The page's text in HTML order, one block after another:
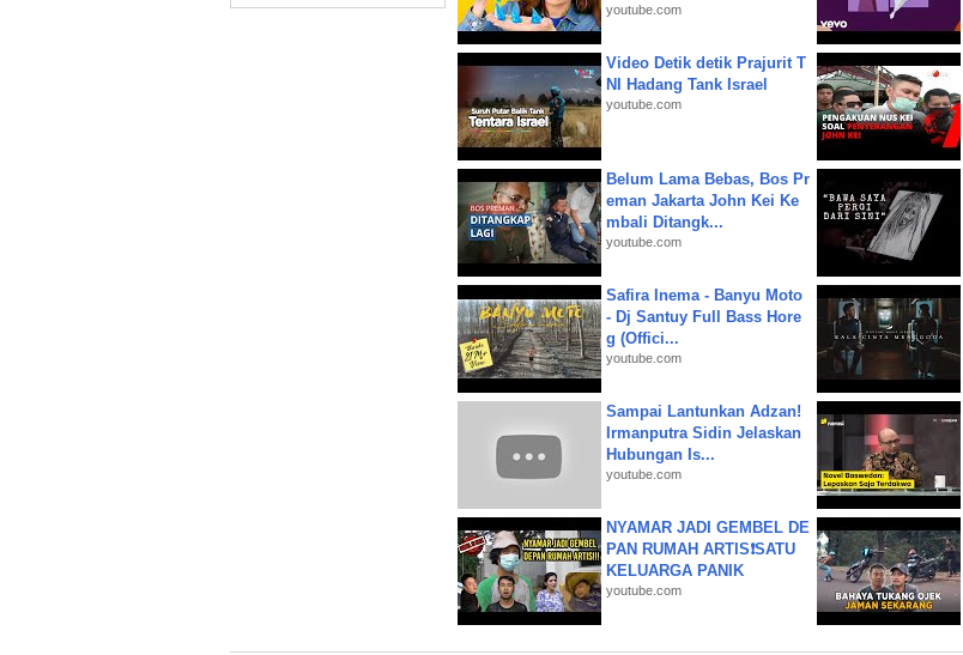
youtube.com
Video Detik detik Prajurit T
NI Hadang Tank Israel
youtube.com
Belum Lama Bebas, Bos Pr
eman Jakarta John Kei Ke
mbali Ditangk...
youtube.com
Safira Inema - Banyu Moto
- Dj Santuy Full Bass Hore
g (Offici...
youtube.com
Sampai Lantunkan Adzan!
Irmanputra Sidin Jelaskan
Hubungan Is...
youtube.com
NYAMAR JADI GEMBEL DE
PAN RUMAH ARTIS❗SATU
KELUARGA PANIK
youtube.com